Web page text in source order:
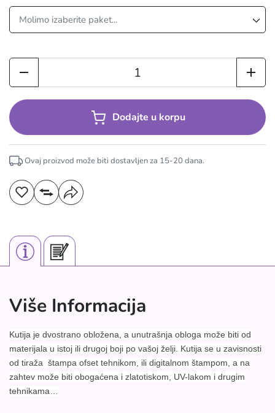
Dodajte u korpu
Ovaj proizvod može biti dostavljen za 15-20 dana.
Više Informacija
Kutija je dvostrano obložena, a unutrašnja obloga može biti od
materijala u istoj ili drugoj boji po vašoj želji. Kutija se u zavisnosti
od tiraža štampa ofset tehnikom, ili digitalnom štampom, a na
zahtev može biti obogaćena i zlatotiskom, UV-lakom i drugim
tehnikama…